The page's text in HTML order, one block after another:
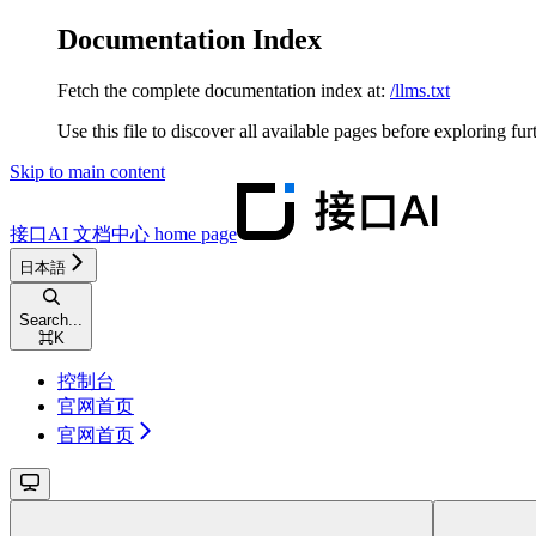
Documentation Index
Fetch the complete documentation index at: /llms.txt
Use this file to discover all available pages before exploring
Skip to main content
接口AI 文档中心 home page
日本語
Search...
⌘K
控制台
官网首页
官网首页